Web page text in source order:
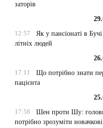
заторів
12:57
Як у пансіонаті в
літніх людей
17:11
Що потрібно знати
пацієнта
17:58
Шен проти Шу:
потрібно зрозуміти новачкові